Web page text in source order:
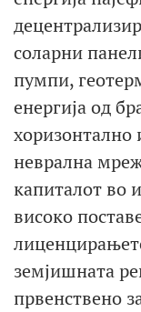
соларни
пумпи,
енергија од
хоризонтално
неврална
капиталот во
високо
земјишната
првенствено